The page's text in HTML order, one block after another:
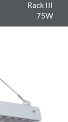
Rack III
75W